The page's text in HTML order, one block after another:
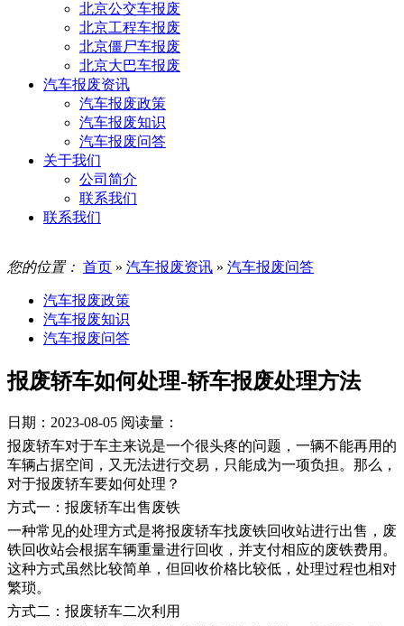
北京公交车报废
北京工程车报废
北京僵尸车报废
北京大巴车报废
汽车报废资讯
汽车报废政策
汽车报废知识
汽车报废问答
关于我们
公司简介
联系我们
联系我们
您的位置： 首页 » 汽车报废资讯 » 汽车报废问答
汽车报废政策
汽车报废知识
汽车报废问答
报废轿车如何处理-轿车报废处理方法
日期：2023-08-05 阅读量：
报废轿车对于车主来说是一个很头疼的问题，一辆不能再用的
车辆占据空间，又无法进行交易，只能成为一项负担。那么，
对于报废轿车要如何处理？
方式一：报废轿车出售废铁
一种常见的处理方式是将报废轿车找废铁回收站进行出售，废
铁回收站会根据车辆重量进行回收，并支付相应的废铁费用。
这种方式虽然比较简单，但回收价格比较低，处理过程也相对
繁琐。
方式二：报废轿车二次利用